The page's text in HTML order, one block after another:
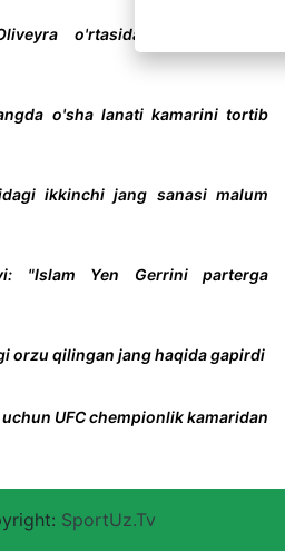
o'rtasidagi jang bekor
o'sha lanati kamarini tortib
ikkinchi jang sanasi malum
"Islam Yen Gerrini parterga
orzu qilingan jang haqida gapirdi
UFC chempionlik kamaridan
SportUz.Tv